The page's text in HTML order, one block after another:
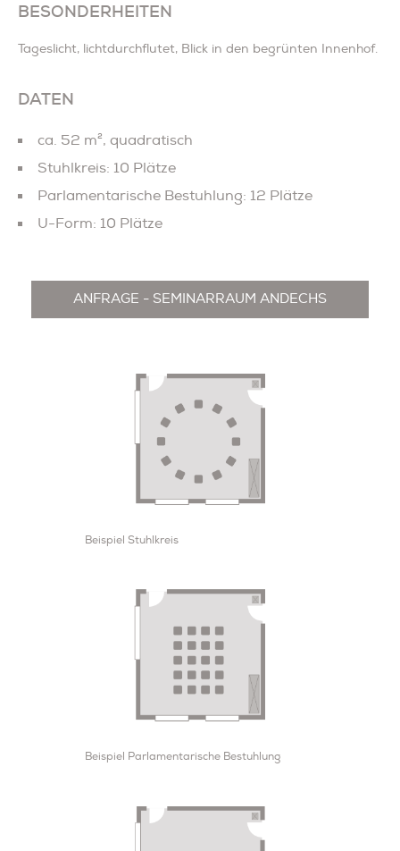
BESONDERHEITEN
Tageslicht, lichtdurchflutet, Blick in den begrünten Innenhof.
DATEN
ca. 52 m², quadratisch
Stuhlkreis: 10 Plätze
Parlamentarische Bestuhlung: 12 Plätze
U-Form: 10 Plätze
ANFRAGE - SEMINARRAUM ANDECHS
Beispiel Stuhlkreis
Beispiel Parlamentarische Bestuhlung